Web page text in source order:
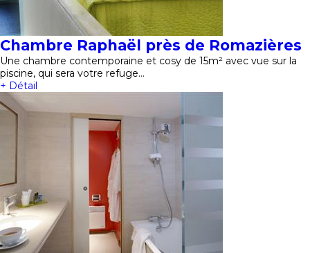
Chambre Raphaël près de Romazières
Une chambre contemporaine et cosy de 15m² avec vue sur la
piscine, qui sera votre refuge…
+ Détail